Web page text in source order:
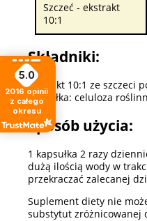
Szczeć - ekstrakt
10:1
Składniki:
ekstrakt 10:1 ze szczeci
kapsułka: celuloza
Sposób użycia:
1 kapsułka 2 razy
dużą ilością wody w
przekraczać zalecanej
Suplement diety nie
substytut zróżnicowanej
5.0
2016 opinii
z całego
okresu